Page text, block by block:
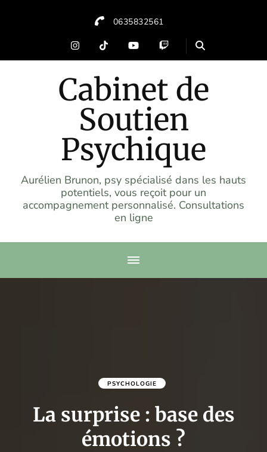
0635832561
Cabinet de
Soutien
Psychique
Aurélien Brunon, psy spécialisé dans les hauts
potentiels, vous reçoit pour un
accompagnement personnalisé. Consultations
en ligne
PSYCHOLOGIE
La surprise : base des
émotions ?